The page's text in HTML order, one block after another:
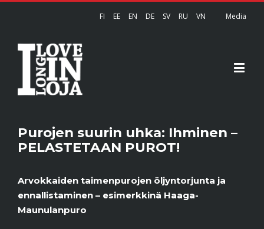
FI EE EN DE SV RU VN Media
Purojen suurin uhka: Ihminen –
PELASTETAAN PUROT!
Arvokkaiden taimenpurojen öljyntorjunta ja
ennallistaminen – esimerkkinä Haaga-
Maunulanpuro